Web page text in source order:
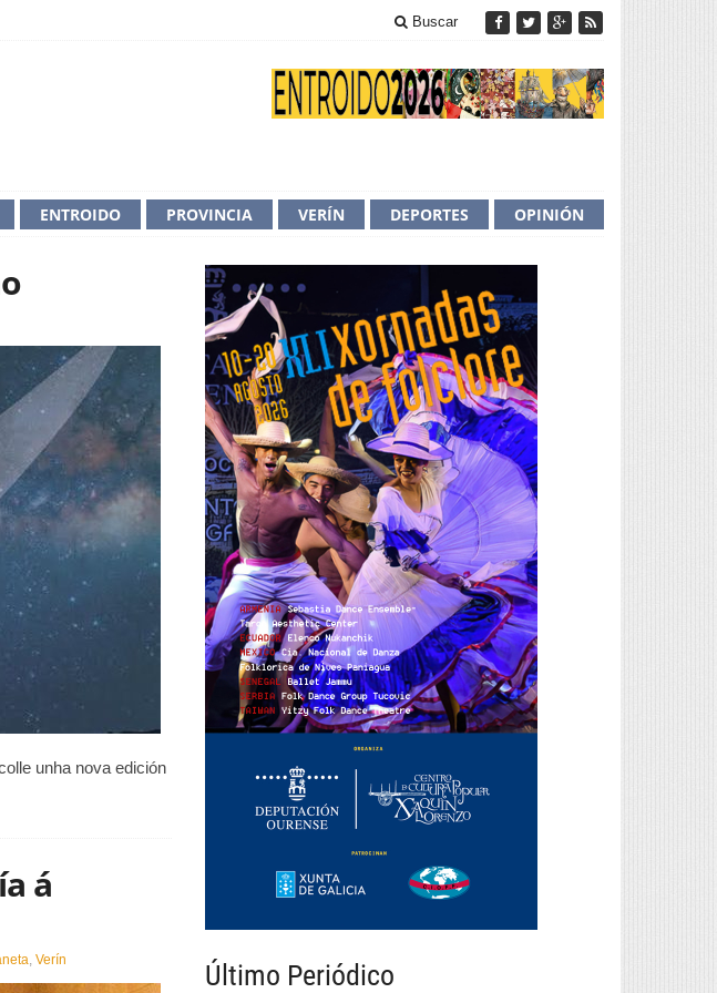
Buscar
OPINIÓN
DEPORTES
VERÍN
PROVINCIA
ENTROIDO
unha nova edición
á
Verín Último Periódico